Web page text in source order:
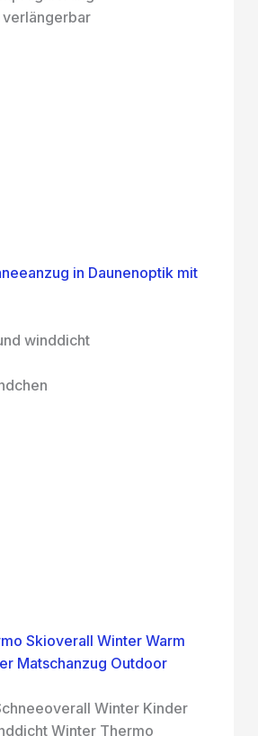
verlängerbar
in Daunenoptik mit
winddicht
Skioverall Winter Warm
Matschanzug Outdoor
Winter Kinder
Winter Thermo